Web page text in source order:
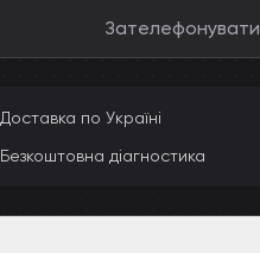
Зателефонувати
Доставка по Україні
Безкоштовна діагностика